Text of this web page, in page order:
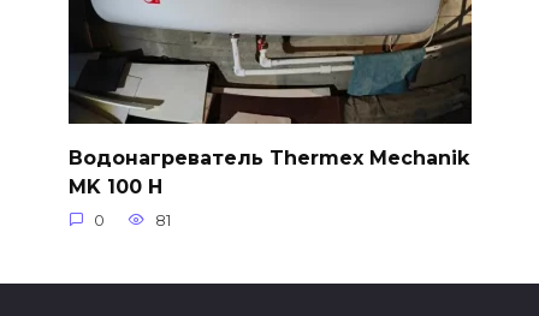
Водонагреватель Thermex Mechanik
MK 100 H
0 81